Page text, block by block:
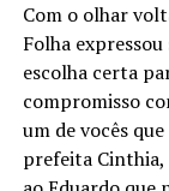
Com o olhar
Folha
escolha certa
compromisso
um de vocês
prefeita Cinthia,